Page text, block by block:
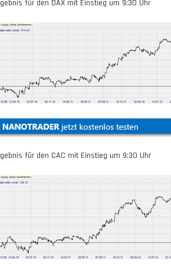
für den DAX mit Einstieg um 9:30 Uhr
für den CAC mit Einstieg um 9:30 Uhr